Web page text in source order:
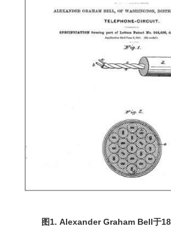
图1. Alexander Graham Bell于